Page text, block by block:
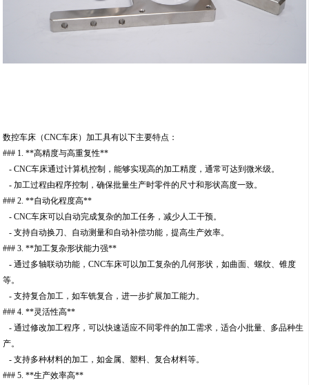
数控车床（CNC车床）加工具有以下主要特点：
### 1. **高精度与高重复性**
- CNC车床通过计算机控制，能够实现高的加工精度，通常可达到微米级。
- 加工过程由程序控制，确保批量生产时零件的尺寸和形状高度一致。
### 2. **自动化程度高**
- CNC车床可以自动完成复杂的加工任务，减少人工干预。
- 支持自动换刀、自动测量和自动补偿功能，提高生产效率。
### 3. **加工复杂形状能力强**
- 通过多轴联动功能，CNC车床可以加工复杂的几何形状，如曲面、螺纹、锥度
等。
- 支持复合加工，如车铣复合，进一步扩展加工能力。
### 4. **灵活性高**
- 通过修改加工程序，可以快速适应不同零件的加工需求，适合小批量、多品种生
产。
- 支持多种材料的加工，如金属、塑料、复合材料等。
### 5. **生产效率高**